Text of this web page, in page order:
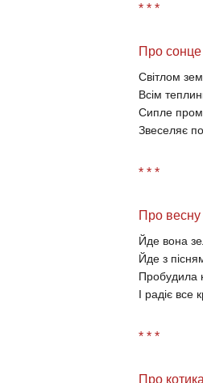
* * *
Про сонце
Світлом
Всім
Сипле
Звеселяє
* * *
Про весну
Йде вона
Йде з
Пробудила
І радіє все
* * *
Про котика